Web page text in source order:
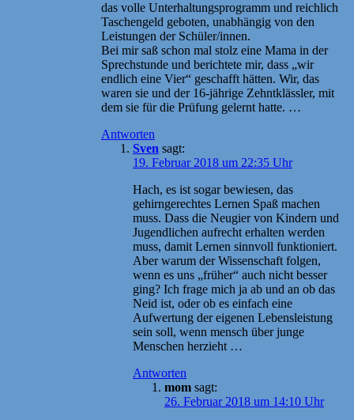
das volle Unterhaltungsprogramm und reichlich
Taschengeld geboten, unabhängig von den
Leistungen der Schüler/innen.
Bei mir saß schon mal stolz eine Mama in der
Sprechstunde und berichtete mir, dass „wir
endlich eine Vier“ geschafft hätten. Wir, das
waren sie und der 16-jährige Zehntklässler, mit
dem sie für die Prüfung gelernt hatte. …
Antworten
Sven sagt:
19. Februar 2018 um 22:35 Uhr
Hach, es ist sogar bewiesen, das
gehirngerechtes Lernen Spaß machen
muss. Dass die Neugier von Kindern und
Jugendlichen aufrecht erhalten werden
muss, damit Lernen sinnvoll funktioniert.
Aber warum der Wissenschaft folgen,
wenn es uns „früher“ auch nicht besser
ging? Ich frage mich ja ab und an ob das
Neid ist, oder ob es einfach eine
Aufwertung der eigenen Lebensleistung
sein soll, wenn mensch über junge
Menschen herzieht …
Antworten
mom sagt:
26. Februar 2018 um 14:10 Uhr